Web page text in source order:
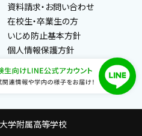
資料請求・お問い合わせ
在校生・卒業生の方
いじめ防止基本方針
個人情報保護方針
教職員採用
西日本短期大学（外部サイト）
学附属高等学校